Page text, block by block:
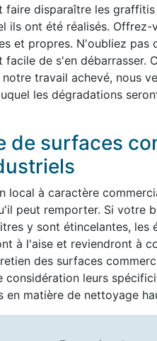
faire disparaître les
ils ont été réalisés.
et propres. N'oubliez
facile de s'en débarrasser.
travail achevé, nous
les dégradations
de surfaces
local à caractère
peut remporter. Si votre
y sont étincelantes,
à l'aise et reviendront à
des surfaces
considération leurs
en matière de nettoyage